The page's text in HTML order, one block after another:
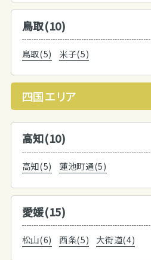
鳥取(10)
鳥取(5) 米子(5)
四国エリア
高知(10)
高知(5) 蓮池町通(5)
愛媛(15)
松山(6) 西条(5) 大街道(4)